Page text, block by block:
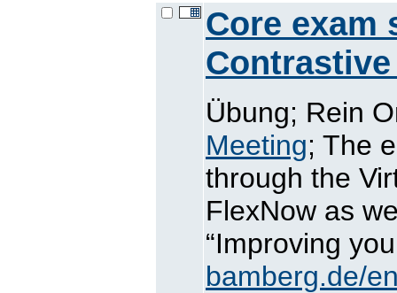
Core
Übung; Rein
Meeting; The
through the
FlexNow as
“Improving
bamberg.de/